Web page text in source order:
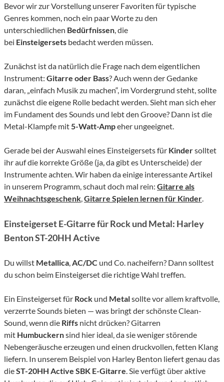
Bevor wir zur Vorstellung unserer Favoriten für typische
Genres kommen, noch ein paar Worte zu den
unterschiedlichen Bedürfnissen , die
bei Einsteigersets bedacht werden müssen.
Zunächst ist da natürlich die Frage nach dem eigentlichen
Instrument: Gitarre oder Bass? Auch wenn der Gedanke
daran, „einfach Musik zu machen“, im Vordergrund steht, sollte
zunächst die eigene Rolle bedacht werden. Sieht man sich eher
im Fundament des Sounds und lebt den Groove? Dann ist die
Metal-Klampfe mit 5-Watt-Ampeher ungeeignet.
Gerade bei der Auswahl eines Einsteigersets für Kindersolltet
ihr auf die korrekte Größe (ja, da gibt es Unterscheide) der
Instrumente achten. Wir haben da einige interessante Artikel
in unserem Programm, schaut doch mal rein: Gitarre als
Weihnachtsgeschenk Gitarre Spielen lernen für Kinder
Einsteigerset E-Gitarre für Rock und Metal: Harley
Benton ST-20HH Active
Du willst Metallica AC/DC und Co. nacheifern? Dann solltest
du schon beim Einsteigerset die richtige Wahl treffen.
Ein Einsteigerset für Rock und Metalsollte vor allem kraftvolle,
verzerrte Sounds bieten — was bringt der schönste Clean-
Sound, wenn die Riffs nicht drücken? Gitarren
mit Humbuckernsind hier ideal, da sie weniger störende
Nebengeräusche erzeugen und einen druckvollen, fetten Klang
liefern. In unserem Beispiel von Harley Benton liefert genau das
dieST-20HH Active SBK E-Gitarre . Sie verfügt über aktive